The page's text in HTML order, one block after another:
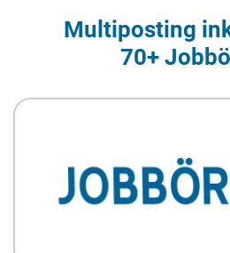
Multiposting
70+